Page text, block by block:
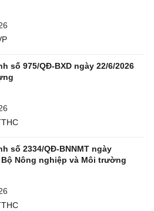
số 975/QĐ-BXD ngày 22/6/2026
số 2334/QĐ-BNNMT ngày
Nông nghiệp và Môi trường